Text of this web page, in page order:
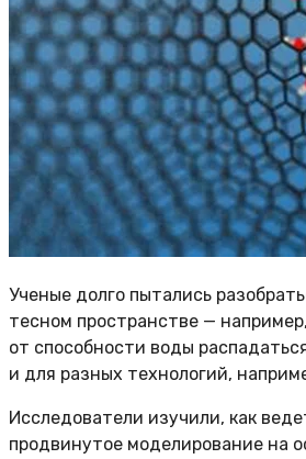
Ученые долго пытались
тесном пространстве —
от способности воды
и для разных технологий,
Исследователи изучили, как
продвинутое моделирование на